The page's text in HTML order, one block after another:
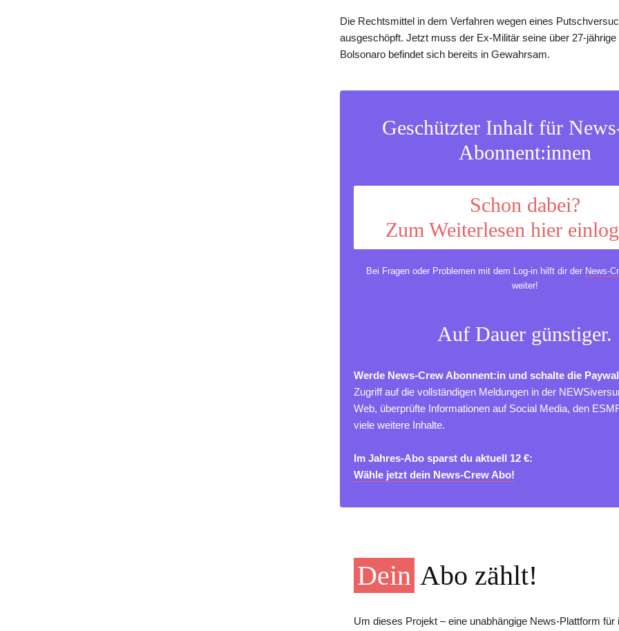
Die Rechtsmittel in dem Verfahren wegen eines
ausgeschöpft. Jetzt muss der Ex-Militär seine über 27-
Bolsonaro befindet sich bereits in Gewahrsam.
Geschützter Inhalt für
Abonnent:innen
Schon dabei?
Zum Weiterlesen hier
Bei Fragen oder Problemen mit dem Log-in hilft dir der News-
weiter!
Auf Dauer günstiger.
Werde News-Crew Abonnent:in und schalte die
Zugriff auf die vollständigen Meldungen in der
Web, überprüfte Informationen auf Social Media, den
viele weitere Inhalte.
Im Jahres-Abo sparst du aktuell 12 €:
Wähle jetzt dein News-Crew Abo!
Dein Abo zählt!
Um dieses Projekt – eine unabhängige News-Plattform für